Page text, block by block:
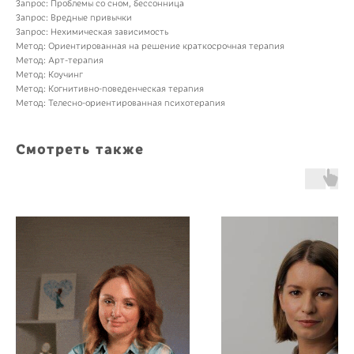
Запрос: Проблемы со сном, бессонница
Запрос: Вредные привычки
Запрос: Нехимическая зависимость
Метод: Ориентированная на решение краткосрочная терапия
Метод: Арт-терапия
Метод: Коучинг
Метод: Когнитивно-поведенческая терапия
Метод: Телесно-ориентированная психотерапия
Смотреть также